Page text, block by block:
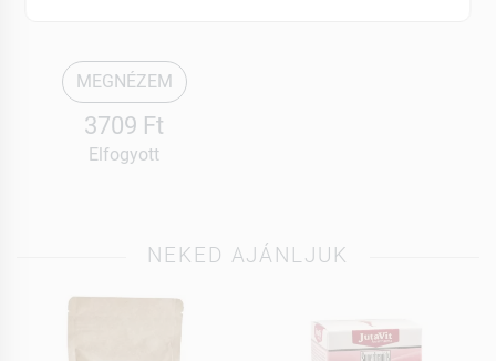
MEGNÉZEM
3709 Ft
Elfogyott
NEKED AJÁNLJUK